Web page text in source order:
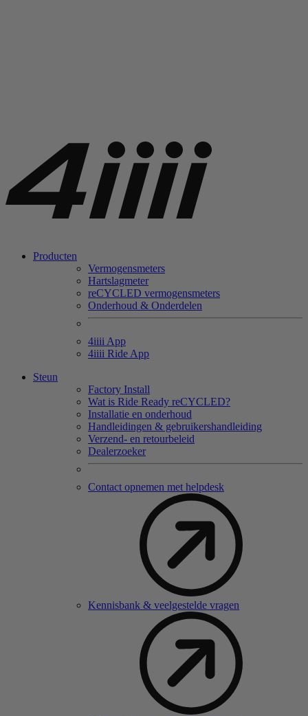
Producten
Vermogensmeters
Hartslagmeter
reCYCLED vermogensmeters
Onderhoud & Onderdelen
4iiii App
4iiii Ride App
Steun
Factory Install
Wat is Ride Ready reCYCLED?
Installatie en onderhoud
Handleidingen & gebruikershandleiding
Verzend- en retourbeleid
Dealerzoeker
Contact opnemen met helpdesk
Kennisbank & veelgestelde vragen